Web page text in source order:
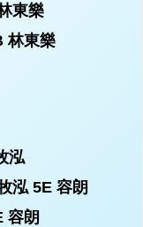
東樂
林東樂
泓
泓 5E 容朗
容朗